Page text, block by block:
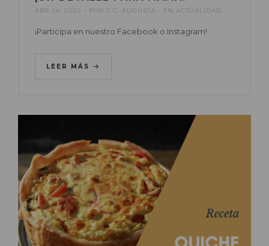
ABR 24, 2020 POR C.C. AUGUSTA EN ACTUALIDAD
¡Participa en nuestro Facebook o Instagram!
LEER MÁS